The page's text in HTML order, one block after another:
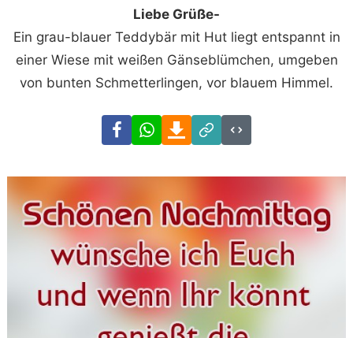
Liebe Grüße-
Ein grau-blauer Teddybär mit Hut liegt entspannt in
einer Wiese mit weißen Gänseblümchen, umgeben
von bunten Schmetterlingen, vor blauem Himmel.
FacebookWhatsAppDownload
Link
Code